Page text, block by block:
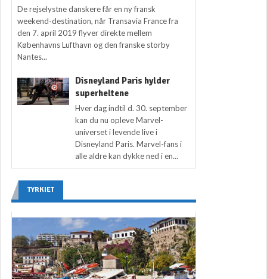
De rejselystne danskere får en ny fransk
weekend-destination, når Transavia France fra
den 7. april 2019 flyver direkte mellem
Københavns Lufthavn og den franske storby
Nantes...
Disneyland Paris hylder
superheltene
Hver dag indtil d. 30. september
kan du nu opleve Marvel-
universet i levende live i
Disneyland Paris. Marvel-fans i
alle aldre kan dykke ned i en...
TYRKIET